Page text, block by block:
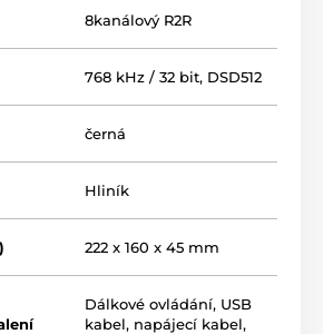
pôvodnej nahrávky, Centaurus
8kanálový R2R
768 kHz / 32 bit, DSD512
černá
Hliník
222 x 160 x 45 mm
Dálkové ovládání, USB
kabel, napájecí kabel,